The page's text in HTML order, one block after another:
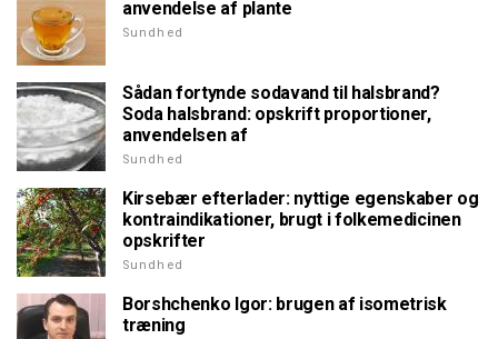
anvendelse af plante
Sundhed
Sådan fortynde sodavand til halsbrand?
Soda halsbrand: opskrift proportioner,
anvendelsen af
Sundhed
Kirsebær efterlader: nyttige egenskaber og
kontraindikationer, brugt i folkemedicinen
opskrifter
Sundhed
Borshchenko Igor: brugen af isometrisk
træning